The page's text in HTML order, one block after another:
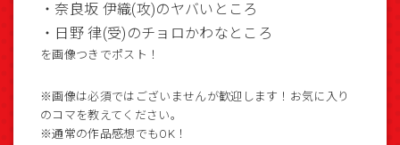
・奈良坂 伊織(攻)のヤバいところ
・日野 律(受)のチョロかわなところ
を画像つきでポスト！
※画像は必須ではございませんが歓迎します！お気に入り
のコマを教えてください。
※通常の作品感想でもOK！